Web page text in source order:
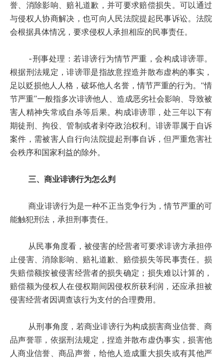
誉、消除影响、赔礼道歉，并可要求赔偿损失。可以通过
与侵权人协商解决，也可向人民法院提起民事诉讼。法院
会根据具体情况，要求侵权人承担相应的民事责任。
-刑事处理：若诽谤行为情节严重，会构成诽谤罪。
根据刑法规定，诽谤罪是指故意捏造并散布虚构的事实，
足以贬损他人人格，破坏他人名誉，情节严重的行为。“情
节严重”一般指多次诽谤他人、造成恶劣社会影响、导致被
害人精神失常或自杀等后果。构成诽谤罪，处三年以下有
期徒刑、拘役、管制或者剥夺政治权利。诽谤罪属于自诉
案件，需被害人自行向法院提起刑事自诉，但严重危害社
会秩序和国家利益的除外。
三、商业诽谤行为怎么判
商业诽谤行为是一种不正当竞争行为，情节严重的可
能触犯刑法，承担刑事责任。
从民事角度看，被侵害的经营者可要求诽谤方承担停
止侵害、消除影响、赔礼道歉、赔偿损失等民事责任。损
失赔偿额按被侵害经营者的损失确定；损失难以计算的，
赔偿额为侵权人在侵权期间因侵权所获利润，还应承担被
侵害经营者因调查该行为支付的合理费用。
从刑事角度，若商业诽谤行为构成损害商业信誉、商
品声誉罪，依据刑法规定，捏造并散布虚伪事实，损害他
人商业信誉、商品声誉，给他人造成重大损失或有其他严